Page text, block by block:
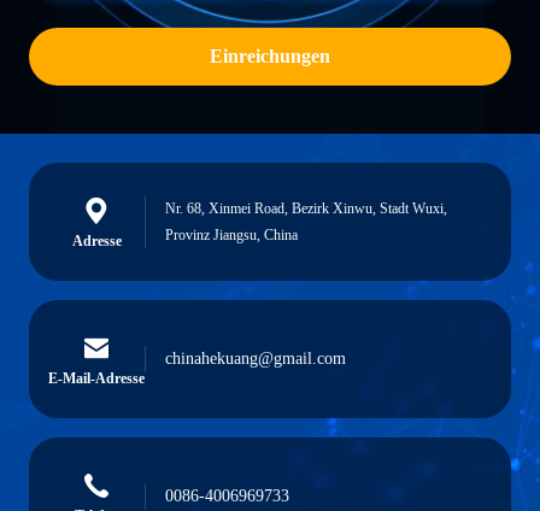
Einreichungen
Adresse
Nr. 68, Xinmei Road, Bezirk Xinwu, Stadt Wuxi,
Provinz Jiangsu, China
E-Mail-Adresse
chinahekuang@gmail.com
0086-4006969733